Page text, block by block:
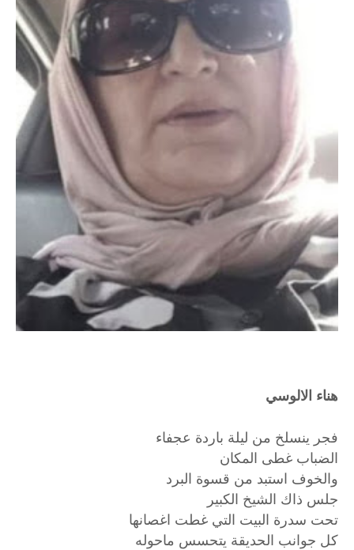
هناء الالوسي
فجر ينسلخ من ليلة باردة عجفاء
الضباب غطى المكان
والخوف استبد من قسوة البرد
جلس ذاك الشيخ الكبير
تحت سدرة البيت التي غطت اغصانها
كل جوانب الحديقة يتحسس ماحوله